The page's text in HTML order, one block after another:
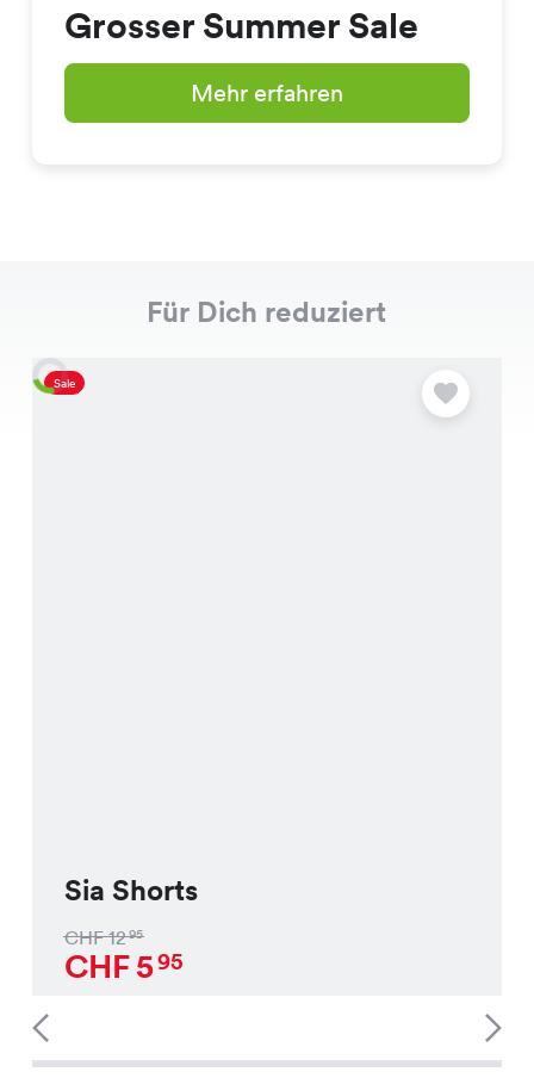
Grosser Summer Sale
Mehr erfahren
Für Dich reduziert
Sale
Sia Shorts
CHF1295
CHF595